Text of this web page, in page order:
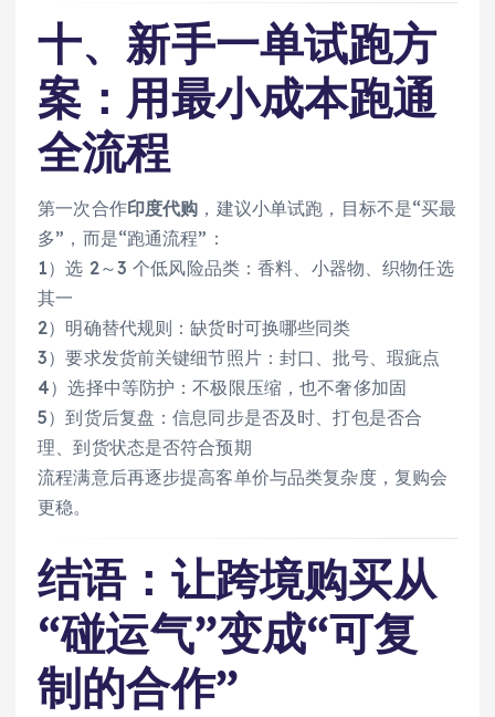
十、新手一单试跑方
案：用最小成本跑通
全流程
第一次合作印度代购 ，建议小单试跑，目标不是“买最
多”，而是“跑通流程”：
1）选 2～3 个低风险品类：香料、小器物、织物任选
其一
2）明确替代规则：缺货时可换哪些同类
3）要求发货前关键细节照片：封口、批号、瑕疵点
4）选择中等防护：不极限压缩，也不奢侈加固
5）到货后复盘：信息同步是否及时、打包是否合
理、到货状态是否符合预期
流程满意后再逐步提高客单价与品类复杂度，复购会
更稳。
结语：让跨境购买从
“碰运气”变成“可复
制的合作”